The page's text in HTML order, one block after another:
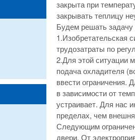
закрыта при
закрывать теплицу
Будем решать задачу
1.Изобретательская
трудозатраты по
2.Для этой ситуации
подача охладителя
ввести ограничения.
в зависимости от
устраивает. Для нас
пределах, чем
Следующим
двери. От